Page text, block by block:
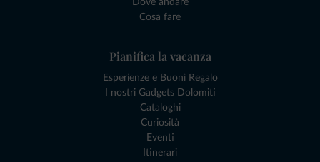
Dove andare
Cosa fare
Pianifica la vacanza
Esperienze e Buoni Regalo
I nostri Gadgets Dolomiti
Cataloghi
Curiosità
Eventi
Itinerari